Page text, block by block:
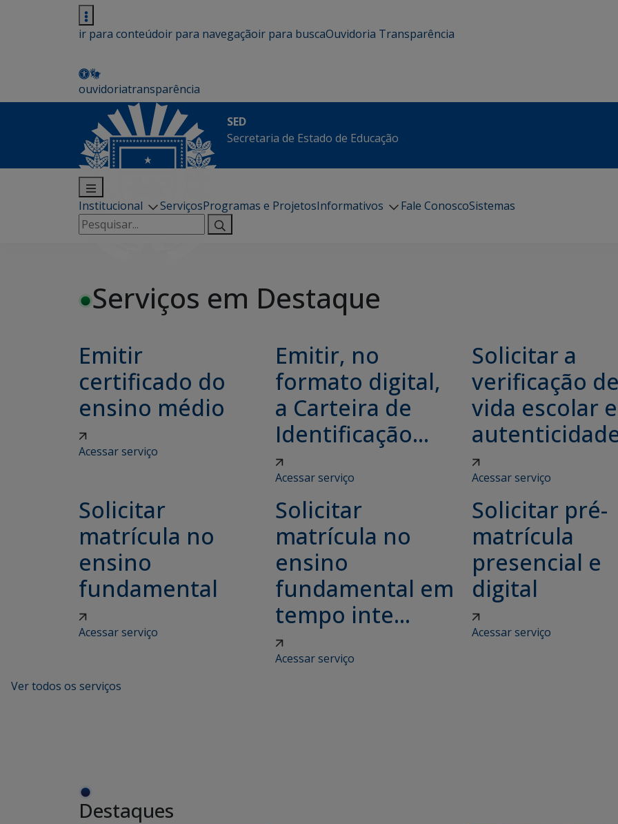
ir para conteúdoir para navegaçãoir para buscaOuvidoria Transparência
ouvidoriatransparência
SED
Secretaria de Estado de Educação
Institucional ServiçosProgramas e ProjetosInformativos Fale ConoscoSistemas
Pesquisar
por:
Serviços em Destaque
Emitir
certificado do
ensino médio
Acessar serviço
Emitir, no
formato digital,
a Carteira de
Identificação...
Acessar serviço
Solicitar a
verificação de
vida escolar e
Acessar serviço
Solicitar
matrícula no
ensino
fundamental
Acessar serviço
Solicitar
matrícula no
ensino
fundamental em
tempo inte...
Acessar serviço
Solicitar pré-
matrícula
presencial e
digital
Acessar serviço
Ver todos os serviços
Destaques